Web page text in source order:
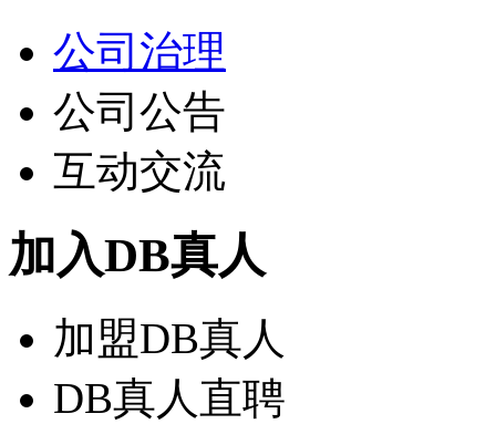
公司治理
公司公告
互动交流
加入DB真人
加盟DB真人
DB真人直聘